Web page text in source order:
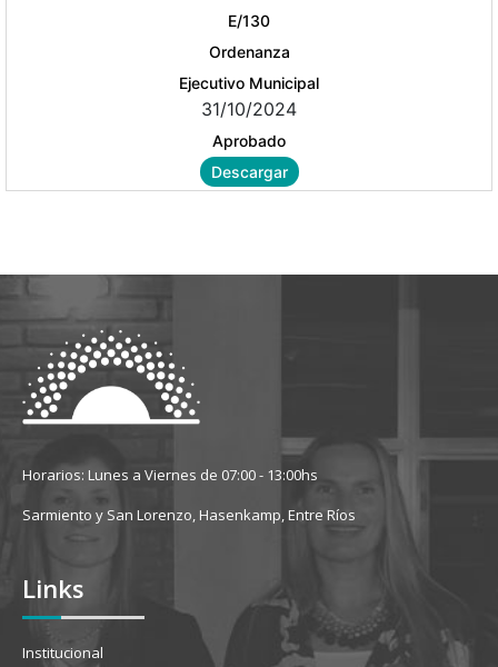
E/130
Ordenanza
Ejecutivo Municipal
31/10/2024
Aprobado
Descargar
Horarios: Lunes a Viernes de 07:00 - 13:00hs
Sarmiento y San Lorenzo, Hasenkamp, Entre Ríos
Links
Institucional